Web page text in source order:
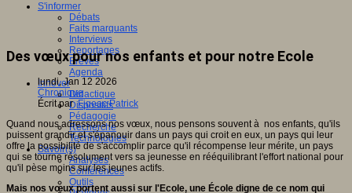
S'informer
Débats
Faits marquants
Interviews
Reportages
Brèves
Agenda
Innover
Didactique
Dispositifs
Pédagogie
Recherche
Technologies
Savoir(s)
Analyses
Conférences
Outils
Des vœux pour nos enfants et pour notre Ecole
lundi, Jan 12 2026
Chronique
Écrit parFigeac Patrick
Quand nous adressons nos vœux, nous pensons souvent à nos enfants, qu'ils
puissent grandir et s'épanouir dans un pays qui croit en eux, un pays qui leur
offre la possibilité de s'accomplir parce qu'il récompense leur mérite, un pays
qui se tourne résolument vers sa jeunesse en rééquilibrant l'effort national pour
qu'il pèse moins sur les jeunes actifs.
Mais nos vœux portent aussi sur l'Ecole, une École digne de ce nom qui